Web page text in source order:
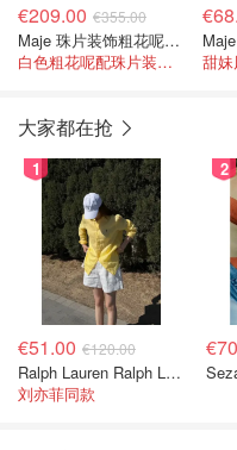
€209.00 €355.00
Maje 珠片装饰粗花呢连衣裙 白色
白色粗花呢配珠片装饰，自带大小姐气质
甜妹
大家都在抢
1
€51.00 €120.00
Ralph Lauren Ralph Lauren 男童亚麻衬衫
刘亦菲同款
2